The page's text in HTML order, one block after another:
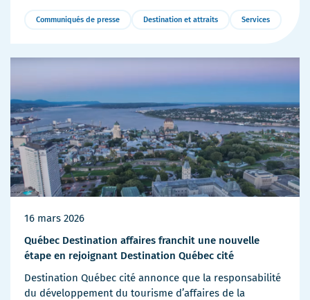
Communiqués de presse Destination et attraits Services
Plus
16 mars 2026
Québec Destination affaires franchit une nouvelle
étape en rejoignant Destination Québec cité
Destination Québec cité annonce que la responsabilité
du développement du tourisme d’affaires de la